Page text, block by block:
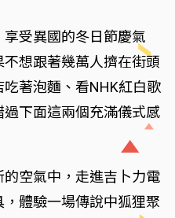
受異國的冬日節慶氣
想跟著幾萬人擠在街頭
著泡麵、看NHK紅白歌
下面這兩個充滿儀式感
空氣中，走進吉卜力電
體驗一場傳說中狐狸聚